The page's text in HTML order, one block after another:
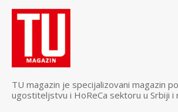
TU magazin je specijalizovani magazin
ugostiteljstvu i HoReCa sektoru u Srbiji i